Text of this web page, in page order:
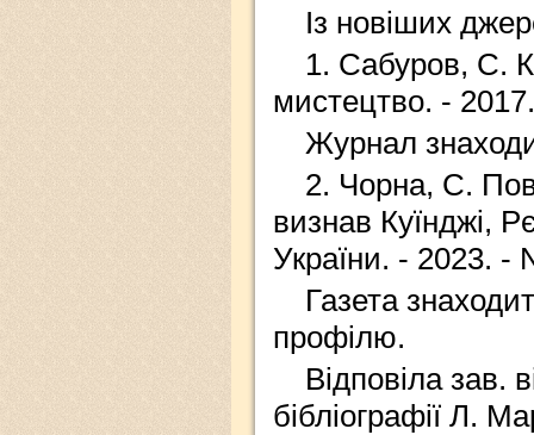
Із новіших
1. Сабуров, С.
мистецтво. -
Журнал
2. Чорна, С.
визнав Куїнджі,
України. - 2023. -
Газета
профілю.
Відповіла зав.
бібліографії Л.